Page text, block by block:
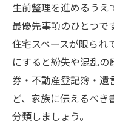
生前整理を進めるう
最優先事項のひとつで
住宅スペースが限られ
にすると紛失や混乱
券・不動産登記簿・遺
ど、家族に伝えるべ
分類しましょう。